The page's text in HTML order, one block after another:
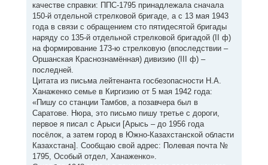
качестве справки: ППС-1795 принадлежала сначала
150-й отдельной стрелковой бригаде, а с 13 мая 1943
года в связи с обращением сто пятидесятой бригады
наряду со 135-й отдельной стрелковой бригадой (II ф)
на формирование 173-ю стрелковую (впоследствии –
Оршанская Краснознамённая) дивизию (III ф) –
последней.
Цитата из письма лейтенанта госбезопасности Н.А.
Ханаженко семье в Киргизию от 5 мая 1942 года:
«Пишу со станции Тамбов, а позавчера был в
Саратове. Нюра, это письмо пишу третье с дороги,
первое я писал с Арыси [Арысь – до 1956 года
посёлок, а затем город в Южно-Казахстанской области
Казахстана]. Сообщаю свой адрес: Полевая почта №
1795, Особый отдел, Ханаженко».